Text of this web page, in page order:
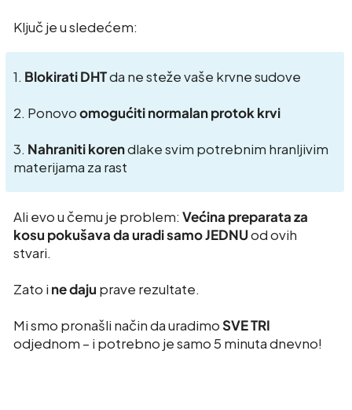
Ključ je u sledećem:
1. Blokirati DHTda ne steže vaše krvne sudove
2. Ponovoomogućiti normalan protok krvi
3. Nahraniti korendlake svim potrebnim hranljivim
materijama za rast
Ali evo u čemu je problem: Većina preparata za
kosu pokušava da uradi samo JEDNUod ovih
stvari.
Zato i ne daju prave rezultate.
Mi smo pronašli način da uradimoSVE TRI
odjednom – i potrebno je samo 5 minuta dnevno!